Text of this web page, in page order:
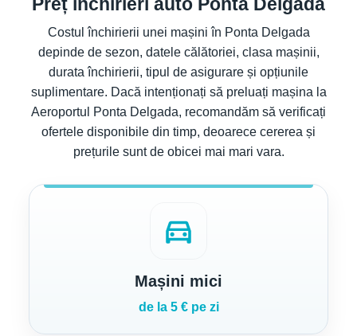
Costul închirierii unei mașini în Ponta Delgada
depinde de sezon, datele călătoriei, clasa mașinii,
durata închirierii, tipul de asigurare și opțiunile
suplimentare. Dacă intenționați să preluați mașina la
Aeroportul Ponta Delgada, recomandăm să verificați
ofertele disponibile din timp, deoarece cererea și
prețurile sunt de obicei mai mari vara.
directions_car
Mașini mici
de la 5 € pe zi